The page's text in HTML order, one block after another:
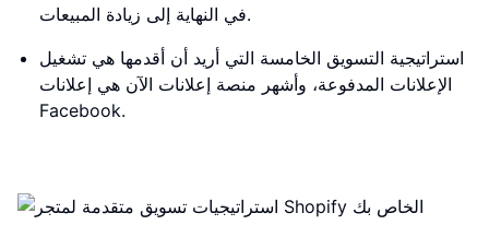
في النهاية إلى زيادة المبيعات.
استراتيجية التسويق الخامسة التي أريد أن أقدمها هي تشغيل
الإعلانات المدفوعة، وأشهر منصة إعلانات الآن هي إعلانات
Facebook.